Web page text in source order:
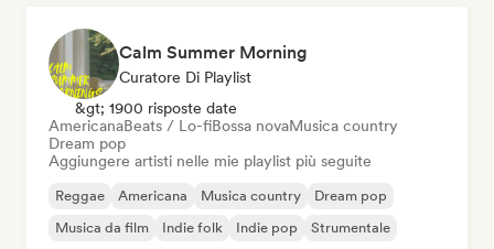
Calm Summer Morning
Curatore Di Playlist
&gt; 1900 risposte date
AmericanaBeats / Lo-fiBossa novaMusica country
Dream pop
Aggiungere artisti nelle mie playlist più seguite
Reggae Americana Musica country
Dream pop
Musica da film
Indie folk Indie pop Strumentale